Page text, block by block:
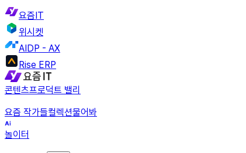
요즘IT
위시켓
AIDP - AX
Rise ERP
콘텐츠프로덕트 밸리
요즘 작가들컬렉션물어봐
놀이터